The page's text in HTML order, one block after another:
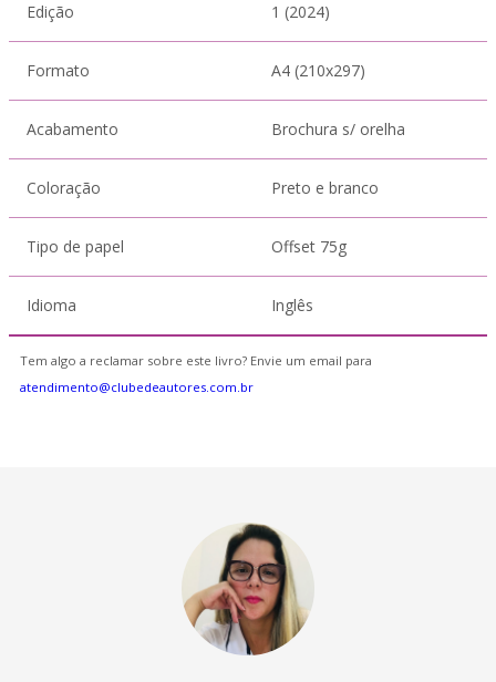
Edição 1 (2024)
Formato A4 (210x297)
Acabamento Brochura s/ orelha
Coloração Preto e branco
Tipo de papel Offset 75g
Idioma Inglês
Tem algo a reclamar sobre este livro? Envie um email para
atendimento@clubedeautores.com.br